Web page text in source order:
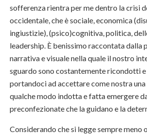
sofferenza rientra per me dentro la crisi
occidentale, che è sociale, economica
ingiustizie), (psico)cognitiva, politica,
leadership. È benissimo raccontata dalla
narrativa e visuale nella quale il nostro
sguardo sono costantemente ricondotti
portandoci ad accettare come nostra
qualche modo indotta e fatta emergere
preconfezionate che la guidano e la
Considerando che si legge sempre meno